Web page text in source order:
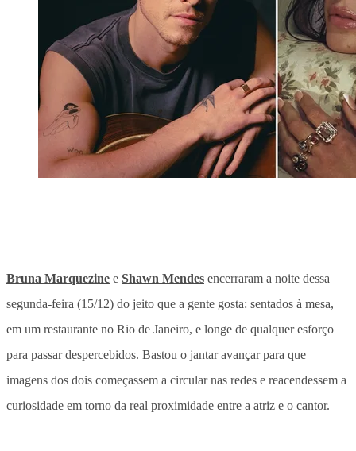
Bruna Marquezine e Shawn Mendes encerraram a noite dessa
segunda-feira (15/12) do jeito que a gente gosta: sentados à mesa,
em um restaurante no Rio de Janeiro, e longe de qualquer esforço
para passar despercebidos. Bastou o jantar avançar para que
imagens dos dois começassem a circular nas redes e reacendessem a
curiosidade em torno da real proximidade entre a atriz e o cantor.